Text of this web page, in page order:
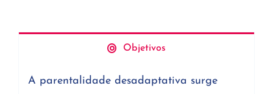
Objetivos
A parentalidade desadaptativa surge